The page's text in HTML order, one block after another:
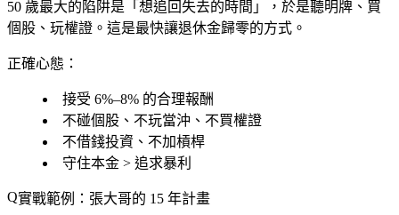
50 歲最大的陷阱是「想追回失去的時間」，於是聽明牌、買
個股、玩權證。 這是最快讓退休金歸零的方式 。
正確心態：
接受 6%–8% 的合理報酬
不碰個股、不玩當沖、不買權證
不借錢投資、不加槓桿
守住本金 > 追求暴利
實戰範例：張大哥的 15 年計畫